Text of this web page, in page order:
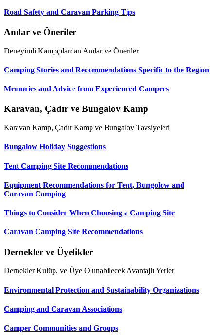
Road Safety and Caravan Parking Tips
Anılar ve Öneriler
Deneyimli Kampçılardan Anılar ve Öneriler
Camping Stories and Recommendations Specific to the Region
Memories and Advice from Experienced Campers
Karavan, Çadır ve Bungalov Kamp
Karavan Kamp, Çadır Kamp ve Bungalov Tavsiyeleri
Bungalow Holiday Suggestions
Tent Camping Site Recommendations
Equipment Recommendations for Tent, Bungolow and
Caravan Camping
Things to Consider When Choosing a Camping Site
Caravan Camping Site Recommendations
Dernekler ve Üyelikler
Dernekler Kulüp, ve Üye Olunabilecek Avantajlı Yerler
Environmental Protection and Sustainability Organizations
Camping and Caravan Associations
Camper Communities and Groups